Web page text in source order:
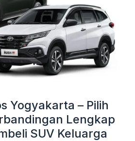
Yogyakarta – Pilih
Lengkap
SUV Keluarga